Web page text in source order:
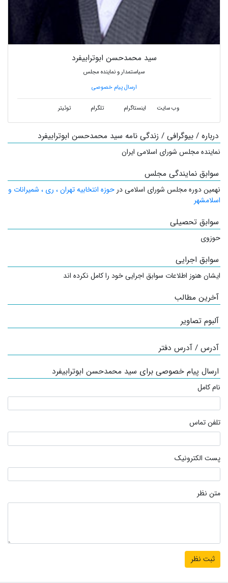
سید محمدحسن ابوترابیفرد
سیاستمدار و نماینده مجلس
ارسال پیام خصوصی
وب سایت اینستاگرام تلگرام توئیتر
درباره / بیوگرافی / زندگی نامه سید محمدحسن ابوترابیفرد
نماینده مجلس شورای اسلامی ایران
سوابق نمایندگی مجلس
نهمین دوره مجلس شورای اسلامی در حوزه انتخابیه تهران ، ری ، شمیرانات و
اسلامشهر
سوابق تحصیلی
حوزوی
سوابق اجرایی
ایشان هنوز اطلاعات سوابق اجرایی خود را کامل نکرده اند
آخرین مطالب
آلبوم تصاویر
آدرس / آدرس دفتر
ارسال پیام خصوصی برای سید محمدحسن ابوترابیفرد
نام کامل
تلفن تماس
پست الکترونیک
متن نظر